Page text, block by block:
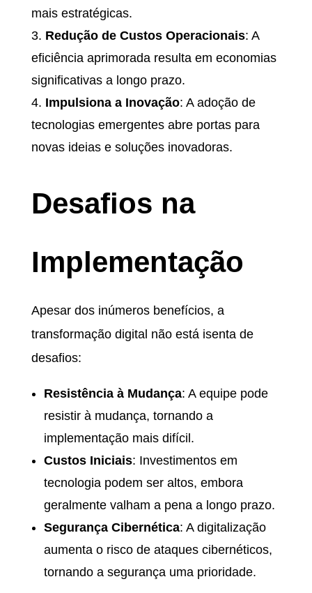
mais estratégicas.
Redução de Custos Operacionais: A
eficiência aprimorada resulta em economias
significativas a longo prazo.
Impulsiona a Inovação: A adoção de
tecnologias emergentes abre portas para
novas ideias e soluções inovadoras.
Desafios na
Implementação
Apesar dos inúmeros benefícios, a
transformação digital não está isenta de
desafios:
Resistência à Mudança: A equipe pode
resistir à mudança, tornando a
implementação mais difícil.
Custos Iniciais: Investimentos em
tecnologia podem ser altos, embora
geralmente valham a pena a longo prazo.
Segurança Cibernética: A digitalização
aumenta o risco de ataques cibernéticos,
tornando a segurança uma prioridade.